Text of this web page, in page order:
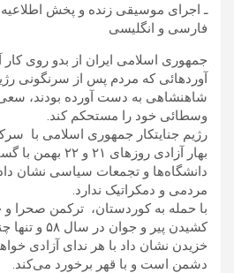
ـ اجرای موسیقی زنده و پخش اطلاعیه
فارسی و انگلیسی
جمهوری اسلامی ایران از بدو روی
آوردهائی که مردم پس از سرنگونی
شاهنشاهی به دست آورده بودند،
وسطائی خود را مستحکم کند.
رژیم جنایتکار جمهوری اسلامی با
بهار آزادی
دانشگاه‌ها و تجمعات سیاسی نشان
مردمی و دمکراتیک ندارد.
با حمله به کوردستان، ترکمن صحرا و
کشیدن پیر و
خزیدن نشان داد با هر ندای آزادی
دشمن است و با قهر برخورد می‌کند.